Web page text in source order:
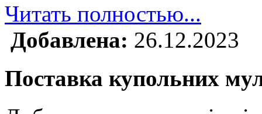
Читать полностью...
Добавлена: 26.12.2023
Поставка купольних